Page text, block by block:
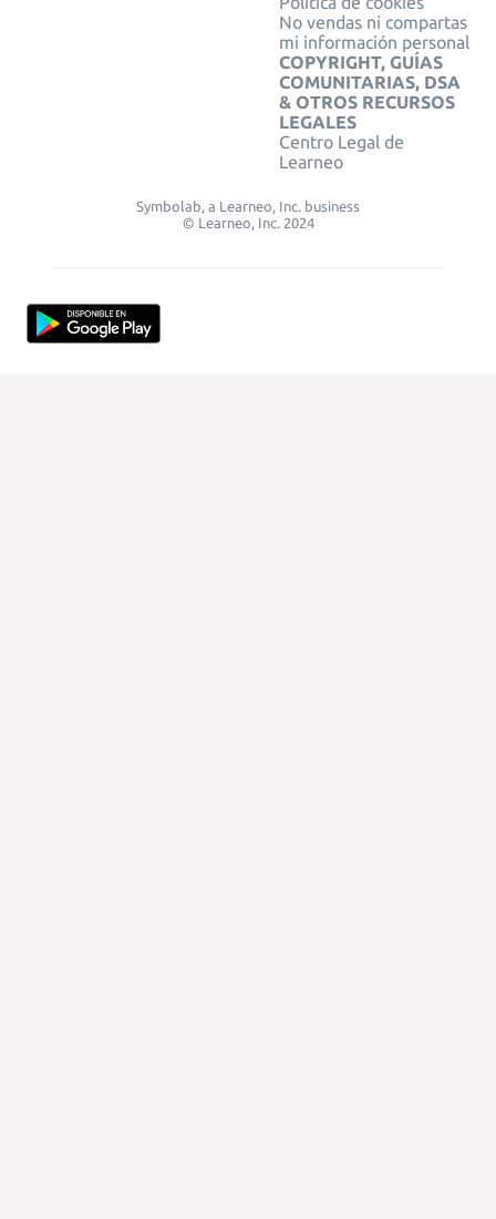
No vendas ni compartas
mi información personal
COPYRIGHT, GUÍAS
COMUNITARIAS, DSA
& OTROS RECURSOS
LEGALES
Centro Legal de
Learneo
Symbolab, a Learneo, Inc. business
© Learneo, Inc. 2024